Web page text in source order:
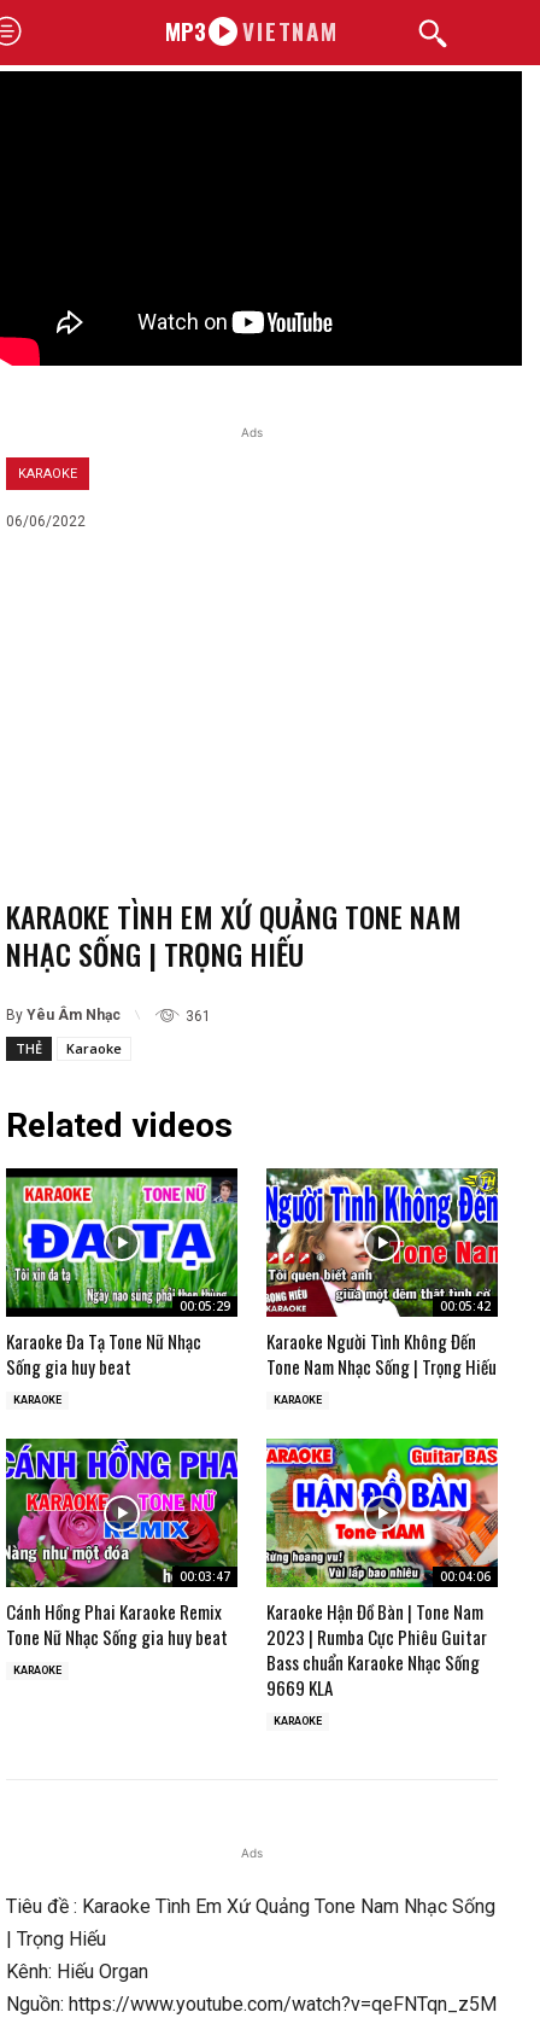
MP3 VIETNAM
Ads
KARAOKE
06/06/2022
KARAOKE TÌNH EM XỨ QUẢNG TONE NAM
NHẠC SỐNG | TRỌNG HIẾU
By Yêu Âm Nhạc 361
THẺ Karaoke
Related videos
00:05:29
Karaoke Đa Tạ Tone Nữ Nhạc
Sống gia huy beat
KARAOKE
00:05:42
Karaoke Người Tình Không Đến
Tone Nam Nhạc Sống | Trọng Hiếu
KARAOKE
00:03:47
Cánh Hồng Phai Karaoke Remix
Tone Nữ Nhạc Sống gia huy beat
KARAOKE
00:04:06
Karaoke Hận Đồ Bàn | Tone Nam
2023 | Rumba Cực Phiêu Guitar
Bass chuẩn Karaoke Nhạc Sống
9669 KLA
KARAOKE
Ads
Tiêu đề : Karaoke Tình Em Xứ Quảng Tone Nam Nhạc Sống
| Trọng Hiếu
Kênh: Hiếu Organ
Nguồn: https://www.youtube.com/watch?v=qeFNTqn_z5M